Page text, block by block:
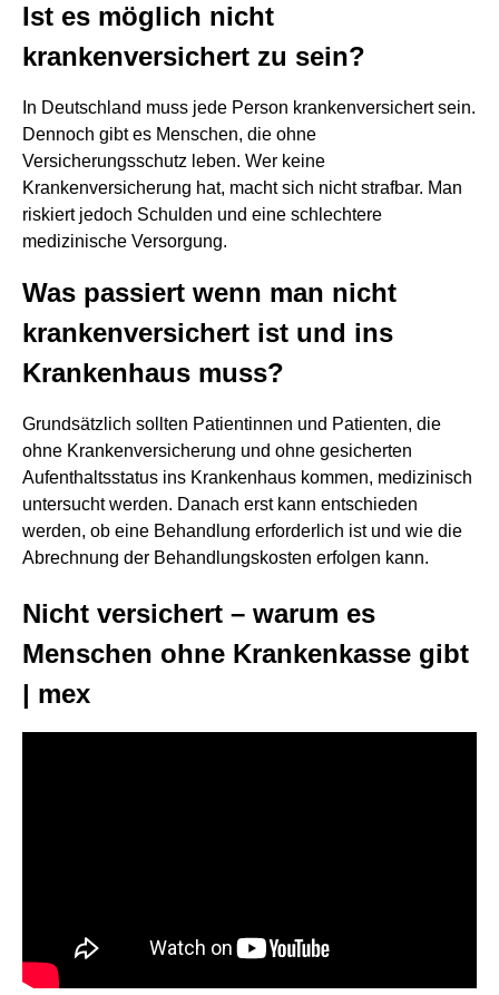
Ist es möglich nicht
krankenversichert zu sein?
In Deutschland muss jede Person krankenversichert sein.
Dennoch gibt es Menschen, die ohne
Versicherungsschutz leben. Wer keine
Krankenversicherung hat, macht sich nicht strafbar. Man
riskiert jedoch Schulden und eine schlechtere
medizinische Versorgung.
Was passiert wenn man nicht
krankenversichert ist und ins
Krankenhaus muss?
Grundsätzlich sollten Patientinnen und Patienten, die
ohne Krankenversicherung und ohne gesicherten
Aufenthaltsstatus ins Krankenhaus kommen, medizinisch
untersucht werden. Danach erst kann entschieden
werden, ob eine Behandlung erforderlich ist und wie die
Abrechnung der Behandlungskosten erfolgen kann.
Nicht versichert – warum es
Menschen ohne Krankenkasse gibt
| mex